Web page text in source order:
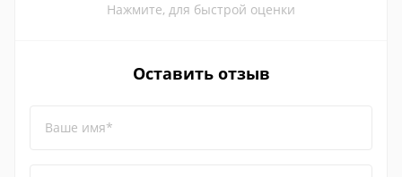
Нажмите, для быстрой оценки
Оставить отзыв
Ваше имя*